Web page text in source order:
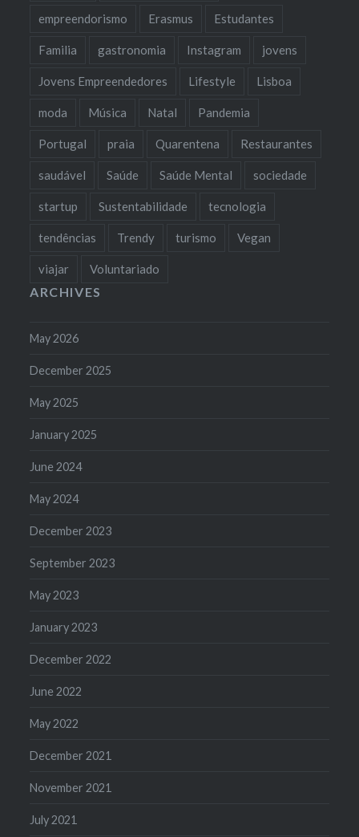
empreendorismo Erasmus Estudantes
Familia gastronomia Instagram jovens
Jovens Empreendedores Lifestyle Lisboa
moda Música Natal Pandemia
Portugal praia Quarentena Restaurantes
saudável Saúde Saúde Mental sociedade
startup Sustentabilidade tecnologia
tendências Trendy turismo Vegan
viajar Voluntariado
ARCHIVES
May 2026
December 2025
May 2025
January 2025
June 2024
May 2024
December 2023
September 2023
May 2023
January 2023
December 2022
June 2022
May 2022
December 2021
November 2021
July 2021